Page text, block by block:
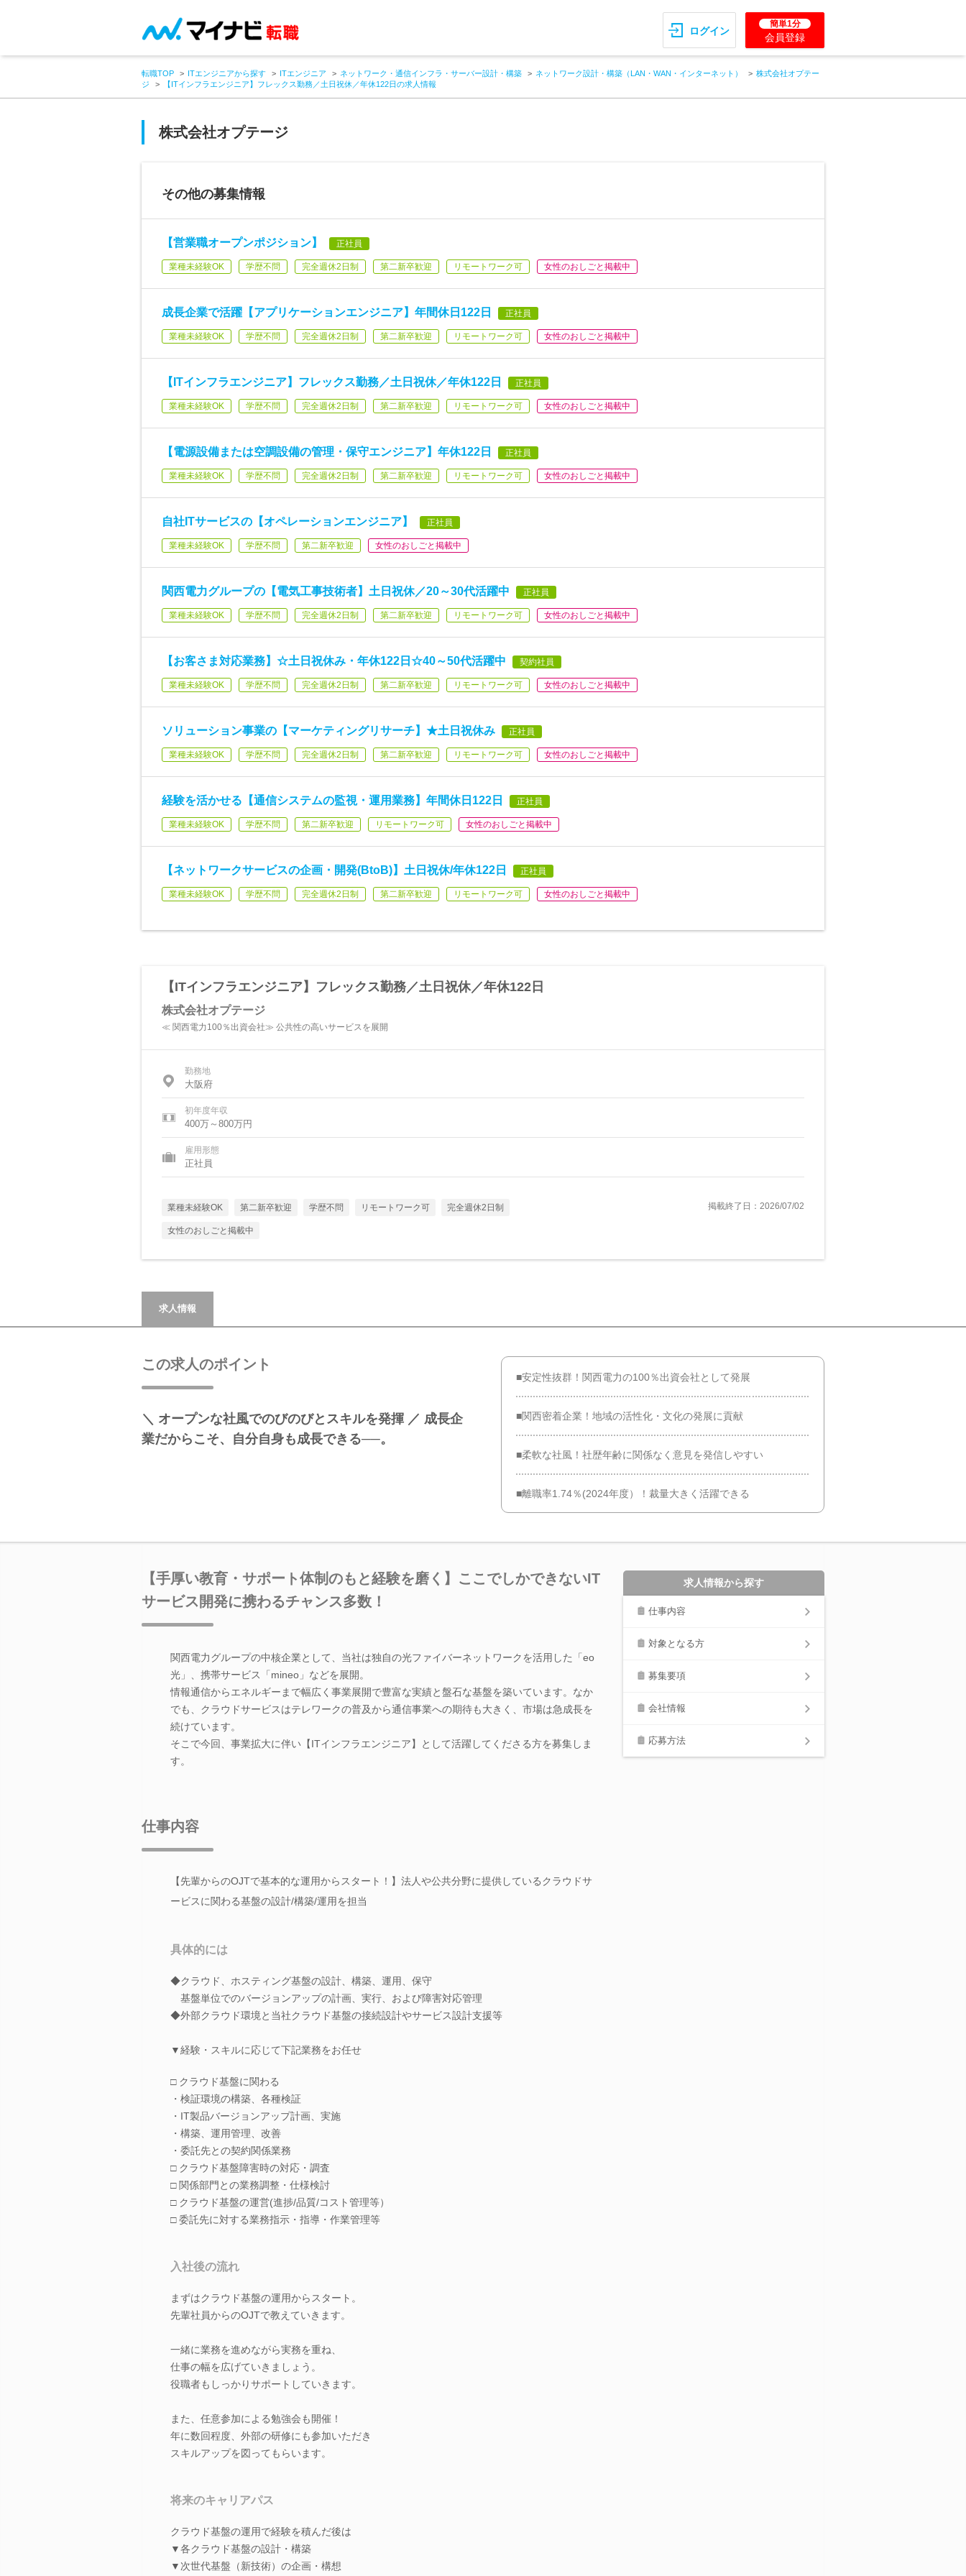
ログイン
簡単1分
会員登録
転職TOP ITエンジニアから探す ITエンジニア ネットワーク・通信インフラ・サーバー設計・構築 ネットワーク設計・構築（LAN・WAN・インターネット）
株式会社オプテー
ジ
【ITインフラエンジニア】フレックス勤務／土日祝休／年休122日の求人情報
株式会社オプテージ
その他の募集情報
【営業職オープンポジション】 正社員
業種未経験OK 学歴不問 完全週休2日制 第二新卒歓迎 リモートワーク可 女性のおしごと掲載中
成長企業で活躍【アプリケーションエンジニア】年間休日122日 正社員
業種未経験OK 学歴不問 完全週休2日制 第二新卒歓迎 リモートワーク可 女性のおしごと掲載中
【ITインフラエンジニア】フレックス勤務／土日祝休／年休122日 正社員
業種未経験OK 学歴不問 完全週休2日制 第二新卒歓迎 リモートワーク可 女性のおしごと掲載中
【電源設備または空調設備の管理・保守エンジニア】年休122日 正社員
業種未経験OK 学歴不問 完全週休2日制 第二新卒歓迎 リモートワーク可 女性のおしごと掲載中
自社ITサービスの【オペレーションエンジニア】 正社員
業種未経験OK 学歴不問 第二新卒歓迎 女性のおしごと掲載中
関西電力グループの【電気工事技術者】土日祝休／20～30代活躍中 正社員
業種未経験OK 学歴不問 完全週休2日制 第二新卒歓迎 リモートワーク可 女性のおしごと掲載中
【お客さま対応業務】☆土日祝休み・年休122日☆40～50代活躍中 契約社員
業種未経験OK 学歴不問 完全週休2日制 第二新卒歓迎 リモートワーク可 女性のおしごと掲載中
ソリューション事業の【マーケティングリサーチ】★土日祝休み 正社員
業種未経験OK 学歴不問 完全週休2日制 第二新卒歓迎 リモートワーク可 女性のおしごと掲載中
経験を活かせる【通信システムの監視・運用業務】年間休日122日 正社員
業種未経験OK 学歴不問 第二新卒歓迎 リモートワーク可 女性のおしごと掲載中
【ネットワークサービスの企画・開発(BtoB)】土日祝休/年休122日 正社員
業種未経験OK 学歴不問 完全週休2日制 第二新卒歓迎 リモートワーク可 女性のおしごと掲載中
【ITインフラエンジニア】フレックス勤務／土日祝休／年休122日
株式会社オプテージ
≪ 関西電力100％出資会社≫ 公共性の高いサービスを展開
勤務地
大阪府
初年度年収
400万～800万円
雇用形態
正社員
業種未経験OK 第二新卒歓迎 学歴不問 リモートワーク可 完全週休2日制
女性のおしごと掲載中
掲載終了日：2026/07/02
求人情報
この求人のポイント
＼ オープンな社風でのびのびとスキルを発揮 ／ 成長企
業だからこそ、自分自身も成長できる──。
■安定性抜群！関西電力の100％出資会社として発展
■関西密着企業！地域の活性化・文化の発展に貢献
■柔軟な社風！社歴年齢に関係なく意見を発信しやすい
■離職率1.74％(2024年度）！裁量大きく活躍できる
【手厚い教育・サポート体制のもと経験を磨く】ここでしかできないIT
サービス開発に携わるチャンス多数！
関西電力グループの中核企業として、当社は独自の光ファイバーネットワークを活用した「eo
光」、携帯サービス「mineo」などを展開。
情報通信からエネルギーまで幅広く事業展開で豊富な実績と盤石な基盤を築いています。なか
でも、クラウドサービスはテレワークの普及から通信事業への期待も大きく、市場は急成長を
続けています。
そこで今回、事業拡大に伴い【ITインフラエンジニア】として活躍してくださる方を募集しま
す。
仕事内容
【先輩からのOJTで基本的な運用からスタート！】法人や公共分野に提供しているクラウドサ
ービスに関わる基盤の設計/構築/運用を担当
具体的には
◆クラウド、ホスティング基盤の設計、構築、運用、保守
基盤単位でのバージョンアップの計画、実行、および障害対応管理
◆外部クラウド環境と当社クラウド基盤の接続設計やサービス設計支援等
▼経験・スキルに応じて下記業務をお任せ
□ クラウド基盤に関わる
・検証環境の構築、各種検証
・IT製品バージョンアップ計画、実施
・構築、運用管理、改善
・委託先との契約関係業務
□ クラウド基盤障害時の対応・調査
□ 関係部門との業務調整・仕様検討
□ クラウド基盤の運営(進捗/品質/コスト管理等）
□ 委託先に対する業務指示・指導・作業管理等
入社後の流れ
まずはクラウド基盤の運用からスタート。
先輩社員からのOJTで教えていきます。
一緒に業務を進めながら実務を重ね、
仕事の幅を広げていきましょう。
役職者もしっかりサポートしていきます。
また、任意参加による勉強会も開催！
年に数回程度、外部の研修にも参加いただき
スキルアップを図ってもらいます。
将来のキャリアパス
クラウド基盤の運用で経験を積んだ後は
▼各クラウド基盤の設計・構築
▼次世代基盤（新技術）の企画・構想
求人情報から探す
仕事内容
対象となる方
募集要項
会社情報
応募方法